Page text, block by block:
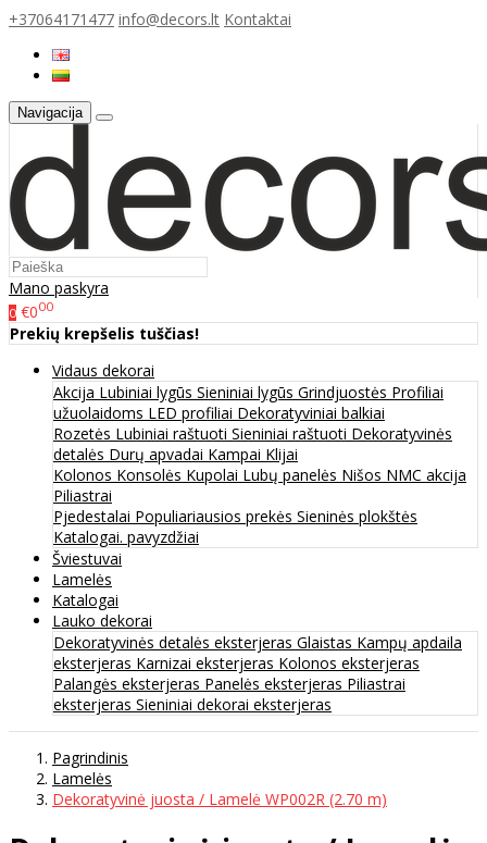
+37064171477 info@decors.lt Kontaktai
Navigacija
Mano paskyra
0 €000
Prekių krepšelis tuščias!
Vidaus dekorai
Akcija Lubiniai lygūs Sieniniai lygūs Grindjuostės Profiliai
užuolaidoms LED profiliai Dekoratyviniai balkiai
Rozetės Lubiniai raštuoti Sieniniai raštuoti Dekoratyvinės
detalės Durų apvadai Kampai Klijai
Kolonos Konsolės Kupolai Lubų panelės Nišos NMC akcija
Piliastrai
Pjedestalai Populiariausios prekės Sieninės plokštės
Katalogai. pavyzdžiai
Šviestuvai
Lamelės
Katalogai
Lauko dekorai
Dekoratyvinės detalės eksterjeras Glaistas Kampų apdaila
eksterjeras Karnizai eksterjeras Kolonos eksterjeras
Palangės eksterjeras Panelės eksterjeras Piliastrai
eksterjeras Sieniniai dekorai eksterjeras
Pagrindinis
Lamelės
Dekoratyvinė juosta / Lamelė WP002R (2.70 m)